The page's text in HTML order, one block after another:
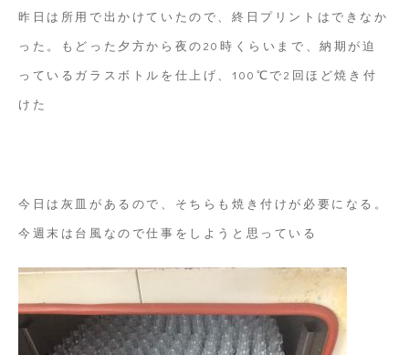
皿
に
印
刷
昨日は所用で出かけていたので、終日プリントはできなか
った。もどった夕方から夜の20時くらいまで、納期が迫
っているガラスボトルを仕上げ、100℃で2回ほど焼き付
けた
今日は灰皿があるので、そちらも焼き付けが必要になる。
今週末は台風なので仕事をしようと思っている